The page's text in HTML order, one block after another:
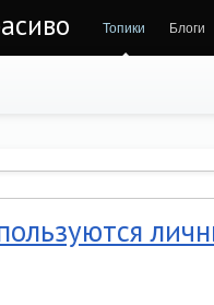
Топики Блоги